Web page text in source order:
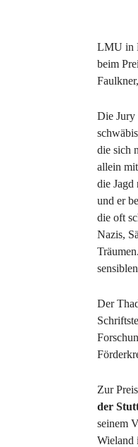
LMU in
beim
Die Jury
die sich
allein
die Jagd
und er
die oft
Nazis,
Der
Zur
der
seinem
Wieland